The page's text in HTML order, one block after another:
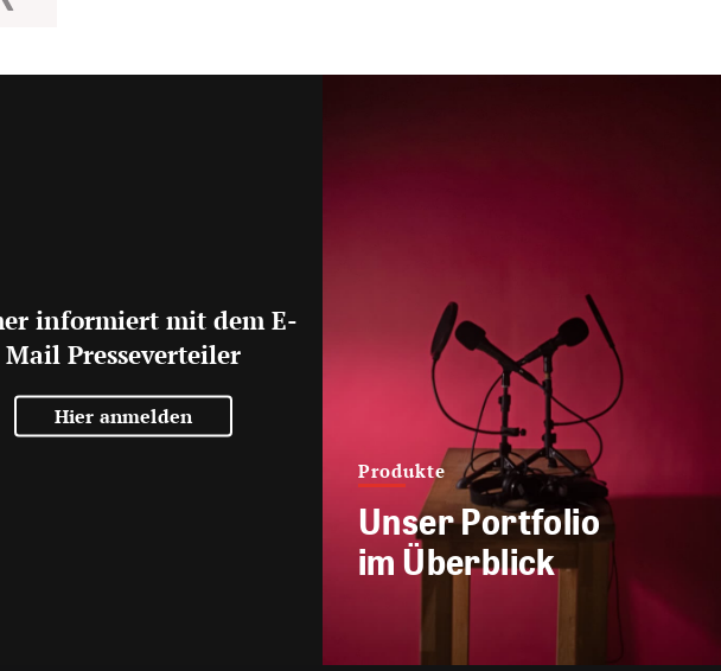
informiert mit dem E-
Mail Presseverteiler
Hier anmelden
Produkte
Unser Portfolio
im Überblick